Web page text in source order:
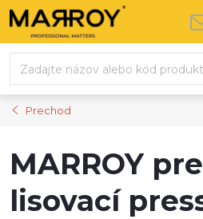
Prejsť
na
Prechod
MARROY
lisovací